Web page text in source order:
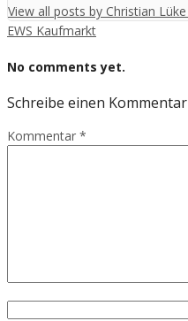
View all posts by Christian Lüke
EWS Kaufmarkt
No comments yet.
Schreibe einen Kommentar
Kommentar *